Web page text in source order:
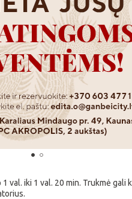
val. iki 1 val. 20 min. Trukmė